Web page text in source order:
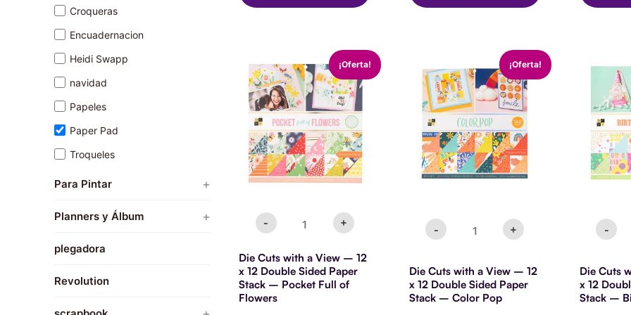
Print Maker
Tool Kits
Croqueras
Encuadernacion
Heidi Swapp
navidad
Papeles
Paper Pad
Troqueles
Para Pintar +
Planners y Álbum +
Planners y travel book
plegadora
Revolution
¡Oferta!
-
Cuts
with
a
View
-
12
x
12
Double
Sided
-
Pocket
of
Flowers
cantidad
+
Die Cuts with a View – 12
x 12 Double Sided Paper
Stack – Pocket Full of
Flowers
precio
original
era:
$21.900.
El
precio
actual
es:
$14.990.
¡Oferta!
-
Cuts
with
a
View
-
12
x
12
Double
Sided
Color
+
Die Cuts with a View – 12
x 12 Double Sided Paper
Stack – Color Pop
precio
original
era:
$21.900.
El
precio
actual
es:
$14.990.
-
a
-
12
x
12
Die Cuts
x 12
Stack –